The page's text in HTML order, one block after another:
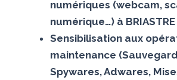
numériques (webcam,
numérique…) à BRIASTRE
Sensibilisation aux
maintenance
Spywares, Adwares,